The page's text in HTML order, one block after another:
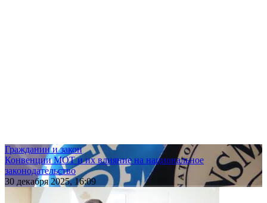
Гражданин и закон
Конвенции МОТ и их влияние на национальное
законодательство
30 декабря 2025, 16:09